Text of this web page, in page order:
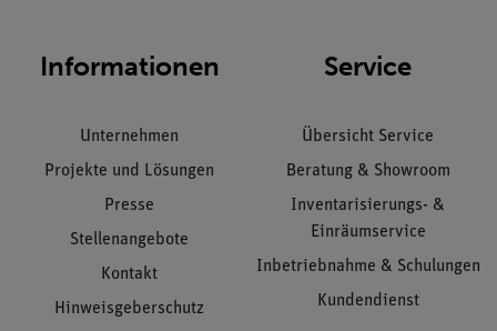
Informationen
Unternehmen
Projekte und Lösungen
Presse
Stellenangebote
Kontakt
Hinweisgeberschutz
Service
Übersicht Service
Beratung & Showroom
Inventarisierungs- &
Einräumservice
Inbetriebnahme & Schulungen
Kundendienst